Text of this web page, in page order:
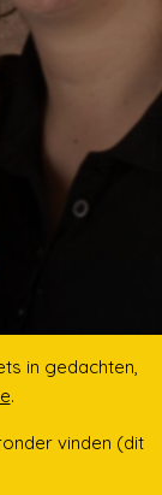
in gedachten,
.
vinden (dit